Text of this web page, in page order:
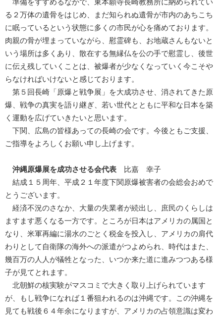
準備をすすめるなかで、東本願寺長崎教務所に納められてい
る２万体の遺骨をはじめ、まだ知られぬ遺骨が市内のあちこち
に眠っているという状態に多くの市民が心を痛めております。
肉親の骨が埋まっていながら、慰霊碑も、お地蔵さんもないと
いう場所は多くあり、散在する無縁仏を公の手で慰霊し、後世
に伝え残していくことは、被爆者が少なくなっていく今こそや
らなければいけないと感じております。
第５回長崎「原爆と戦争展」を大成功させ、消されてきた原
爆、戦争の真実を語り継ぎ、若い世代とともに平和な日本を築
く運動を広げていきたいと思います。
下関、広島の皆様あっての長崎の会です。今後ともご支援、
ご指導をよろしくお願い申し上げます。
沖縄原爆展を成功させる会代表 比嘉 幸子
結成１５周年、平成２１年度下関原爆被害者の会総会おめで
とうございます。
経済不況のさなか、大量の失業者が続出し、庶民のくらしは
ますます悪くなる一方です。ところが日本はアメリカの属国と
なり、米軍再編に湯水のごとく税金を投入し、アメリカの肩代
わりとして自衛隊の海外への派遣がつよめられ、時代はまた、
幾百万の人人が犠牲となった、いつか来た道に進みつつある様
子が見てとれます。
北朝鮮の核実験がマスコミで大きく取り上げられています
が、もし戦争になれば１番狙われるのは沖縄です。この沖縄を
見ても戦後６４年余になりますが、アメリカの占領意識は変わ